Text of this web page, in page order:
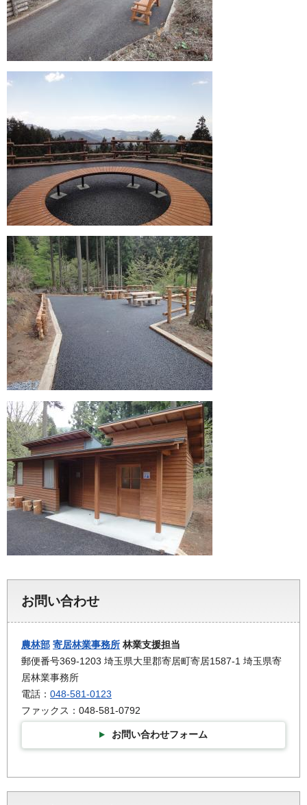
お問い合わせ
農林部 寄居林業事務所 林業支援担当
郵便番号369-1203 埼玉県大里郡寄居町寄居1587-1 埼玉県寄
居林業事務所
電話： 048-581-0123
ファックス：048-581-0792
お問い合わせフォーム